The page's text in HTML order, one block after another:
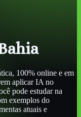
100% online e em
aplicar IA no
pode estudarna
exemplos do
atuais e